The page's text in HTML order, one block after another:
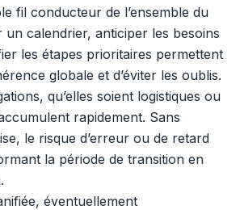
fil conducteur de l’ensemble du
un calendrier, anticiper les besoins
les étapes prioritaires permettent
globale et d’éviter les oublis.
qu’elles soient logistiques ou
rapidement. Sans
le risque d’erreur ou de retard
la période de transition en
éventuellement